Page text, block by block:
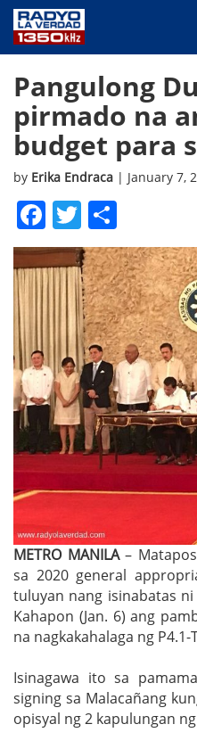
PUBLIC SERVICE
ANNOUNCEMENTS
PROGRAMS
ABOUT
Pangulong
pirmado na
budget para
by Erika Endraca | January 7,
Facebook
Twitter
METRO MANILA–
sa 2020 general
tuluyan nang isinabatas
Kahapon (Jan. 6) ang
na nagkakahalaga ng P4.1-
Isinagawa ito sa
signing sa Malacañang
opisyal ng 2 kapulungan